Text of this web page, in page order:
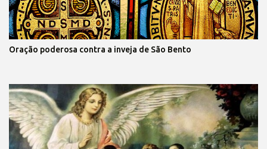
Oração poderosa contra a inveja de São Bento